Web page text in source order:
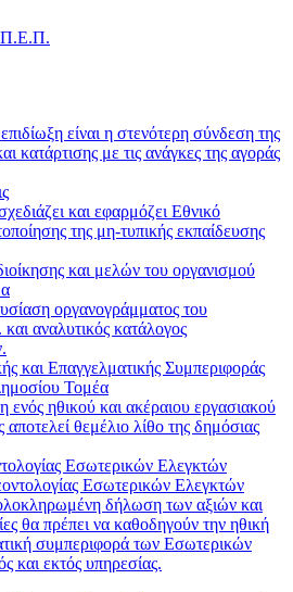
είναι η στενότερη σύνδεση της
κατάρτισης με τις ανάγκες της αγοράς
και εφαρμόζει Eθνικό
της μη-τυπικής εκπαίδευσης
και μελών του οργανισμού
οργανογράμματος του
αναλυτικός κατάλογος
και Επαγγελματικής Συμπεριφοράς
Τομέα
ηθικού και ακέραιου εργασιακού
αποτελεί θεμέλιο λίθο της δημόσιας
Εσωτερικών Ελεγκτών
Εσωτερικών Ελεγκτών
δήλωση των αξιών και
θα πρέπει να καθοδηγούν την ηθική
συμπεριφορά των Εσωτερικών
και εκτός υπηρεσίας.